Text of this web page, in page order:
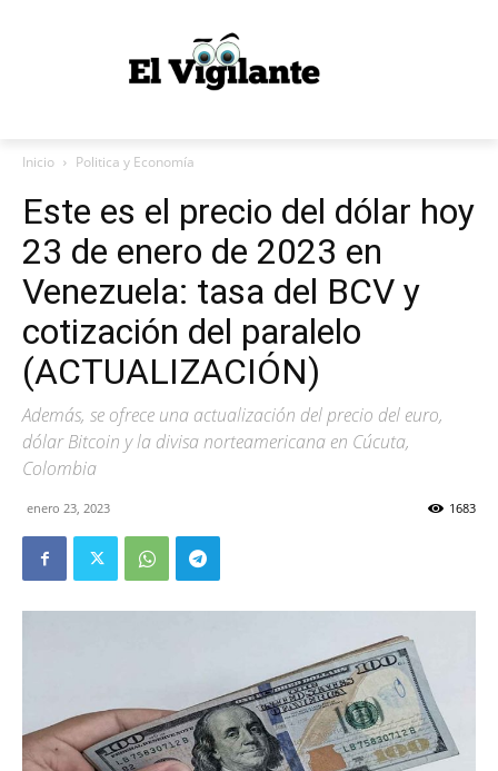
Inicio Politica y Economía
Este es el precio del dólar hoy
23 de enero de 2023 en
Venezuela: tasa del BCV y
cotización del paralelo
(ACTUALIZACIÓN)
Además, se ofrece una actualización del precio del euro,
dólar Bitcoin y la divisa norteamericana en Cúcuta,
Colombia
enero 23, 2023 1683